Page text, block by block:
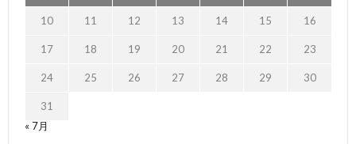
10 11 12 13 14 15 16
17 18 19 20 21 22 23
24 25 26 27 28 29 30
31
« 7月